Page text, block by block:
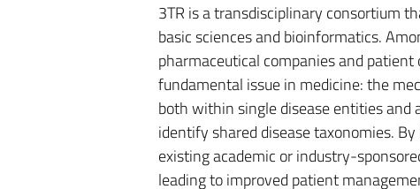
3TR is a transdisciplinary consortium
basic sciences and bioinformatics.
pharmaceutical companies and
fundamental issue in medicine: the
both within single disease entities and
identify shared disease taxonomies.
existing academic or industry-
leading to improved patient